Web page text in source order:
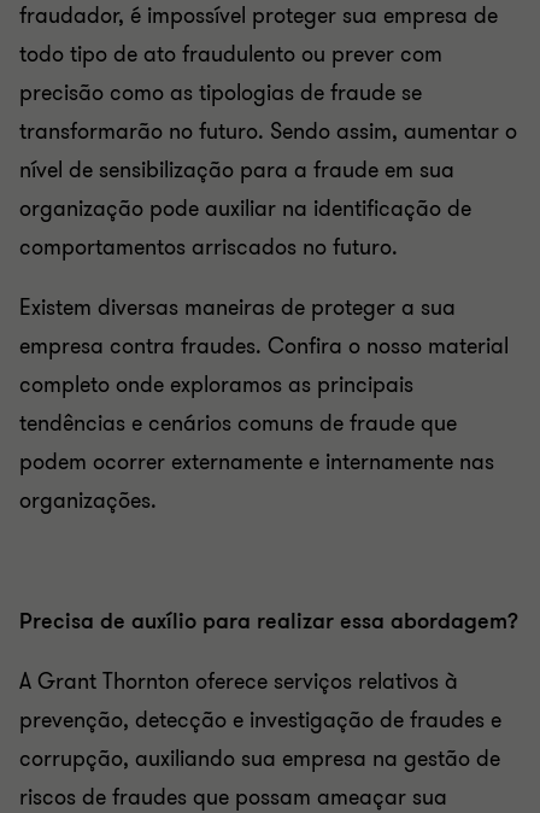
fraudador, é impossível proteger sua empresa de
todo tipo de ato fraudulento ou prever com
precisão como as tipologias de fraude se
transformarão no futuro. Sendo assim, aumentar o
nível de sensibilização para a fraude em sua
organização pode auxiliar na identificação de
comportamentos arriscados no futuro.
Existem diversas maneiras de proteger a sua
empresa contra fraudes. Confira o nosso material
completo onde exploramos as principais
tendências e cenários comuns de fraude que
podem ocorrer externamente e internamente nas
organizações.
Precisa de auxílio para realizar essa abordagem?
A Grant Thornton oferece serviços relativos à
prevenção, detecção e investigação de fraudes e
corrupção, auxiliando sua empresa na gestão de
riscos de fraudes que possam ameaçar sua